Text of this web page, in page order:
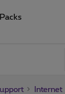
Packs
Internet